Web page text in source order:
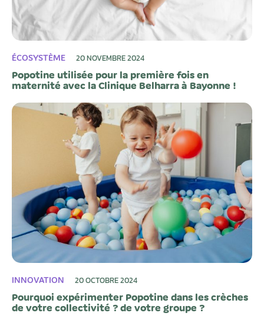
ÉCOSYSTÈME 20 NOVEMBRE 2024
Popotine utilisée pour la première fois en
maternité avec la Clinique Belharra à Bayonne !
INNOVATION 20 OCTOBRE 2024
Pourquoi expérimenter Popotine dans les crèches
de votre collectivité ? de votre groupe ?